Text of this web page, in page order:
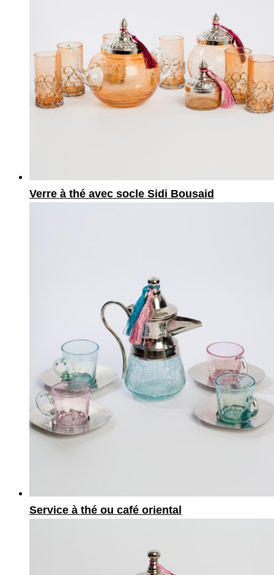
Verre à thé avec socle Sidi Bousaid
Service à thé ou café oriental